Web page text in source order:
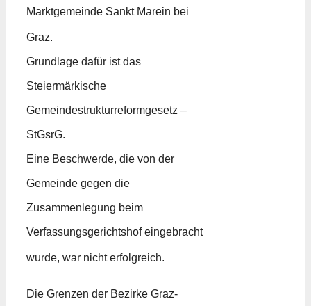
Marktgemeinde Sankt Marein bei
Graz.
Grundlage dafür ist das
Steiermärkische
Gemeindestrukturreformgesetz –
StGsrG.
Eine Beschwerde, die von der
Gemeinde gegen die
Zusammenlegung beim
Verfassungsgerichtshof eingebracht
wurde, war nicht erfolgreich.
Die Grenzen der Bezirke Graz-